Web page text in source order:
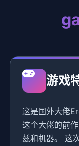
游戏
这是国外大佬
这个大佬的前
兹和机器。 这